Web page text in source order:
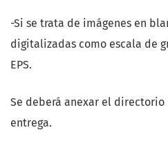
-Si se trata de imágenes en
digitalizadas como escala de
EPS.
Se deberá anexar el directorio
entrega.